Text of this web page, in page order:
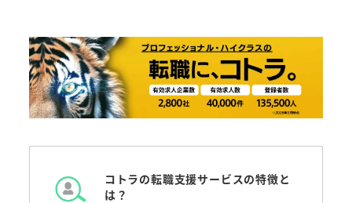
ブ
コトラの転職支援サービスの特徴と
は？